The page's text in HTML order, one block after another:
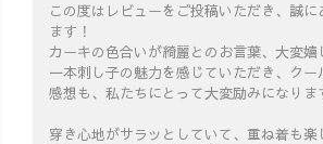
この度はレビューをご投稿いただき、誠に
ます！
カーキの色合いが綺麗とのお言葉、大変嬉
一本刺し子の魅力を感じていただき、ク
感想も、私たちにとって大変励みになりま
穿き心地がサラッとしていて、重ね着も楽